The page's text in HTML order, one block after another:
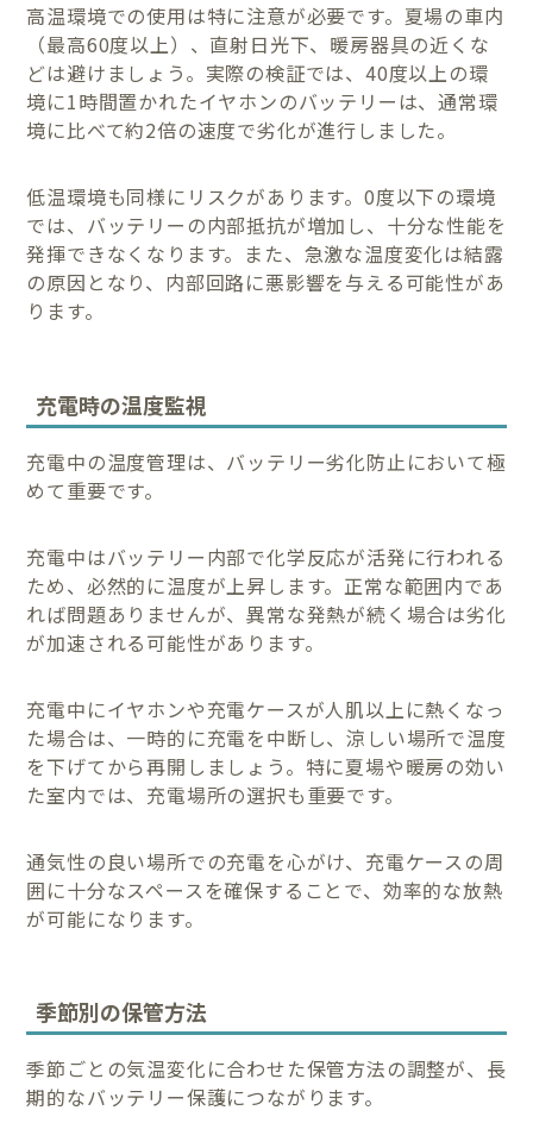
高温環境での使用は特に注意が必要です。夏場の車内
（最高60度以上）、直射日光下、暖房器具の近くな
どは避けましょう。実際の検証では、40度以上の環
境に1時間置かれたイヤホンのバッテリーは、通常環
境に比べて約2倍の速度で劣化が進行しました。
低温環境も同様にリスクがあります。0度以下の環境
では、バッテリーの内部抵抗が増加し、十分な性能を
発揮できなくなります。また、急激な温度変化は結露
の原因となり、内部回路に悪影響を与える可能性があ
ります。
充電時の温度監視
充電中の温度管理は、バッテリー劣化防止において極
めて重要です。
充電中はバッテリー内部で化学反応が活発に行われる
ため、必然的に温度が上昇します。正常な範囲内であ
れば問題ありませんが、異常な発熱が続く場合は劣化
が加速される可能性があります。
充電中にイヤホンや充電ケースが人肌以上に熱くなっ
た場合は、一時的に充電を中断し、涼しい場所で温度
を下げてから再開しましょう。特に夏場や暖房の効い
た室内では、充電場所の選択も重要です。
通気性の良い場所での充電を心がけ、充電ケースの周
囲に十分なスペースを確保することで、効率的な放熱
が可能になります。
季節別の保管方法
季節ごとの気温変化に合わせた保管方法の調整が、長
期的なバッテリー保護につながります。